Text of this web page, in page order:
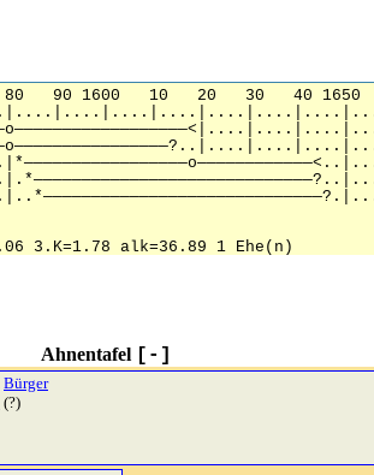
Ahnentafel [-]
Bürger
(?)